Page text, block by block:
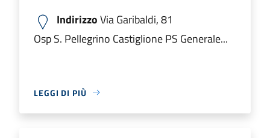
IndirizzoVia Garibaldi, 81
Osp S. Pellegrino Castiglione PS Generale...
LEGGI DI PIÙ